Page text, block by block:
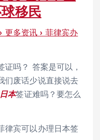
移民
多资讯 › 菲律宾办
证吗？ 答案是可以，
们废话少说直接说去
日本签证难吗？要怎么
律宾可以办理日本签